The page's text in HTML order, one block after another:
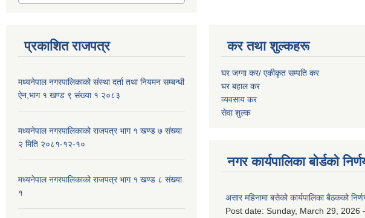
प्रकाशित राजपत्र
मध्यनेपाल नगरपालिकाको संस्था दर्ता तथा नियमन सम्बन्धी
ऐन,भाग १ खण्ड ९ संख्या १ २०८३
मध्यनेपाल नगरपालिकाको राजपत्र भाग १ खण्ड ७ संख्या
२ मिति २०८१-१२-१०
मध्यनेपाल नगरपालिकाको राजपत्र भाग १ खण्ड ८ संख्या
१
कर तथा शुल्कहरू
घर जग्गा कर/ एकीकृत सम्पति कर
घर बहाल कर
व्यवसाय कर
सेवा शुल्क
नगर कार्यपालिका बोर्डको
असार महिनामा बसेको कार्यपालिका बैठकको
Post date: Sunday, March 29, 2026 -